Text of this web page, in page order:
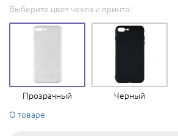
Выберите цвет чехла и принта:
Прозрачный
Черный
О товаре